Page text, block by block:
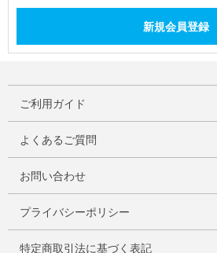
ご利用ガイド
よくあるご質問
お問い合わせ
プライバシーポリシー
特定商取引法に基づく表記